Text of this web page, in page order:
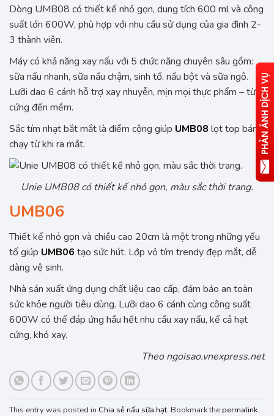
Dòng UMB08 có thiết kế nhỏ gọn, dung tích 600 ml và công
suất lớn 600W, phù hợp với nhu cầu sử dụng của gia đình 2-
3 thành viên.
Máy có khả năng xay nấu với 5 chức năng chuyên sâu gồm:
sữa nấu nhanh, sữa nấu chậm, sinh tố, nấu bột và sữa ngô.
Lưỡi dao 6 cánh hỗ trợ xay nhuyễn, mịn mọi thực phẩm – từ
cứng đến mềm.
Sắc tím nhạt bắt mắt là điểm cộng giúp UMB08 lọt top bán
chạy từ khi ra mắt.
Unie UMB08 có thiết kế nhỏ gọn, màu sắc thời trang.
UMB06
Thiết kế nhỏ gọn và chiều cao 20cm là một trong những yếu
tố giúp UMB06 tạo sức hút. Lớp vỏ tím trendy đẹp mắt, dễ
dàng vệ sinh.
Nhà sản xuất ứng dụng chất liệu cao cấp, đảm bảo an toàn
sức khỏe người tiêu dùng. Lưỡi dao 6 cánh cùng công suất
600W có thể đáp ứng hầu hết nhu cầu xay nấu, kể cả hạt
cứng, khó xay.
Theo ngoisao.vnexpress.net
This entry was posted in Chia sẻ nấu sữa hạt. Bookmark thepermalink.